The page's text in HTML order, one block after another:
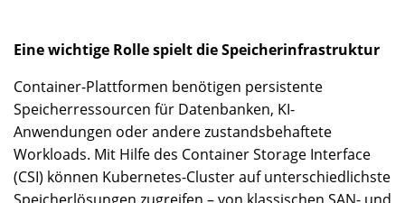
Eine wichtige Rolle spielt die Speicherinfrastruktur
Container-Plattformen benötigen persistente
Speicherressourcen für Datenbanken, KI-
Anwendungen oder andere zustandsbehaftete
Workloads. Mit Hilfe des Container Storage Interface
(CSI) können Kubernetes-Cluster auf unterschiedlichste